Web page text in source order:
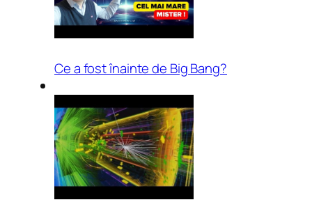
Ce a fost înainte de Big Bang?